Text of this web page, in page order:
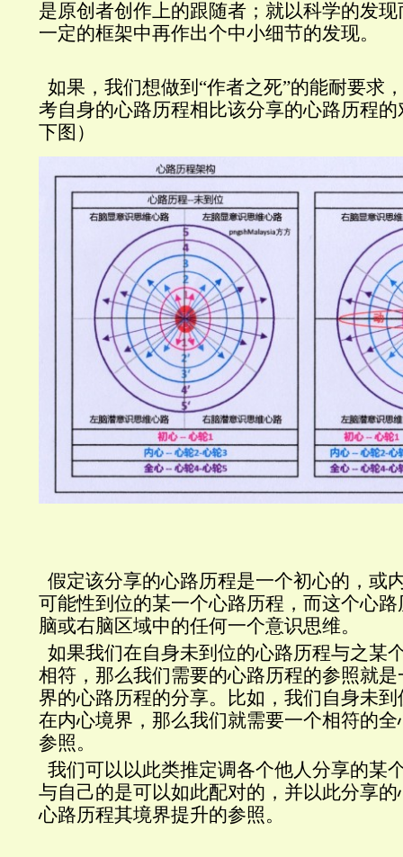
是原创者创作上的跟随者；就以科学的发
一定的框架中再作出个中小细节的发现。
如果，我们想做到“作者之死”的能耐要求
考自身的心路历程相比该分享的心路历程
下图）
假定该分享的心路历程是一个初心的，或
可能性到位的某一个心路历程，而这个心
脑或右脑区域中的任何一个意识思维。
如果我们在自身未到位的心路历程与之某
相符，那么我们需要的心路历程的参照就
界的心路历程的分享。比如，我们自身未
在内心境界，那么我们就需要一个相符的
参照。
我们可以以此类推定调各个他人分享的某
与自己的是可以如此配对的，并以此分享
心路历程其境界提升的参照。